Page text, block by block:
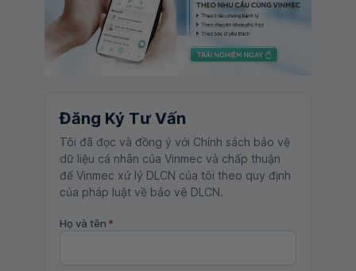
Đăng Ký Tư Vấn
Tôi đã đọc và đồng ý với Chính sách bảo vệ
dữ liệu cá nhân của Vinmec và chấp thuận
để Vinmec xử lý DLCN của tôi theo quy định
của pháp luật về bảo vệ DLCN.
Họ và tên *